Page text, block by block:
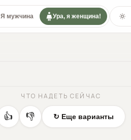
Я мужчина Ура, я женщина!
ЧТО НАДЕТЬ СЕЙЧАС
👍 👎 ↻ Еще варианты